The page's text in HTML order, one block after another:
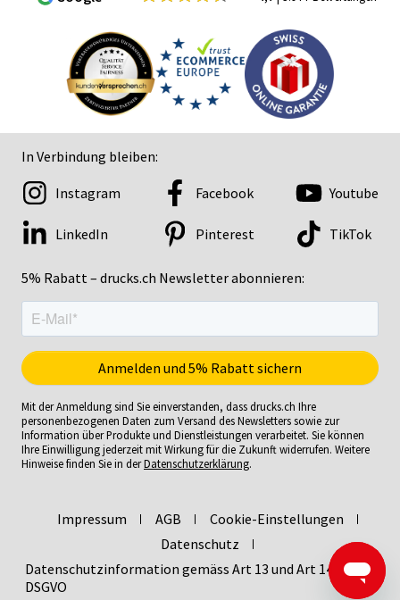
In Verbindung bleiben:
5% Rabatt – drucks.ch Newsletter abonnieren:
Instagram Facebook Youtube
LinkedIn Pinterest TikTok
Mit der Anmeldung sind Sie einverstanden, dass drucks.ch Ihre
personenbezogenen Daten zum Versand des Newsletters sowie zur
Information über Produkte und Dienstleistungen verarbeitet. Sie können
Ihre Einwilligung jederzeit mit Wirkung für die Zukunft widerrufen. Weitere
Hinweise finden Sie in derDatenschutzerklärung.
Impressum AGB
Cookie-Einstellungen
Datenschutz
Datenschutzinformation gemäss Art 13 und Art 14
DSGVO